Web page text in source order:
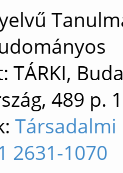
TÁRKI,
489 p.
2631-1070